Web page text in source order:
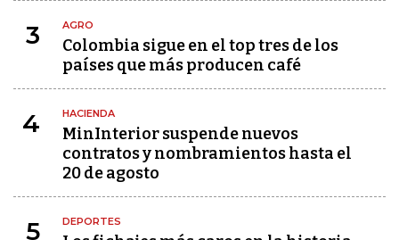
3 AGRO
Colombia sigue en el top tres de los
países que más producen café
4 HACIENDA
MinInterior suspende nuevos
contratos y nombramientos hasta el
20 de agosto
5 DEPORTES